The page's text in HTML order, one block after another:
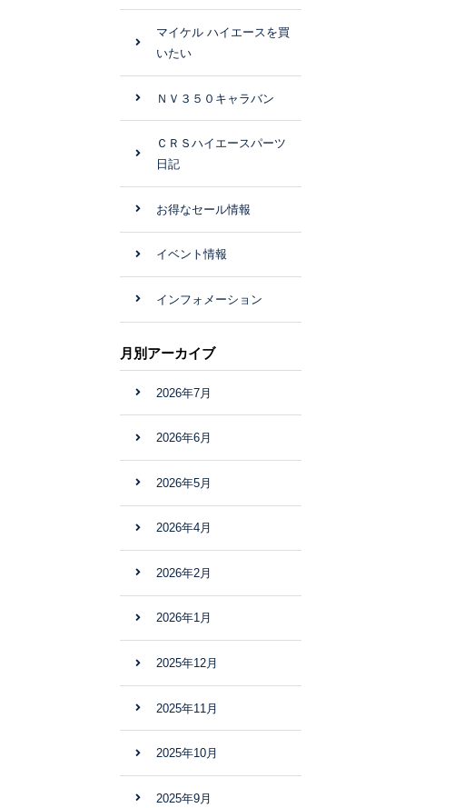
マイケル ハイエースを買
いたい
ＮＶ３５０キャラバン
ＣＲＳハイエースパーツ
日記
お得なセール情報
イベント情報
インフォメーション
月別アーカイブ
2026年7月
2026年6月
2026年5月
2026年4月
2026年2月
2026年1月
2025年12月
2025年11月
2025年10月
2025年9月